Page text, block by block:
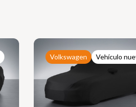
Volkswagen Vehículo